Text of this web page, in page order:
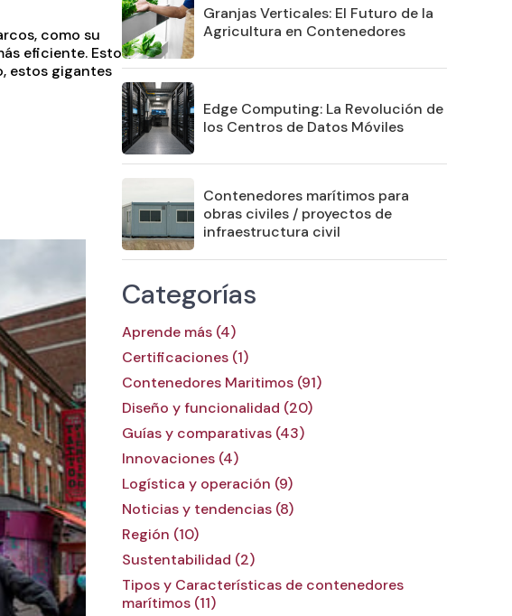
como su
eficiente. Esto
estos gigantes
Granjas Verticales: El Futuro de la
Agricultura en Contenedores
Edge Computing: La Revolución de
los Centros de Datos Móviles
Contenedores marítimos para
obras civiles / proyectos de
infraestructura civil
Categorías
Aprende más (4)
Certificaciones (1)
Contenedores Maritimos (91)
Diseño y funcionalidad (20)
Guías y comparativas (43)
Innovaciones (4)
Logística y operación (9)
Noticias y tendencias (8)
Región (10)
Sustentabilidad (2)
Tipos y Características de contenedores
marítimos (11)